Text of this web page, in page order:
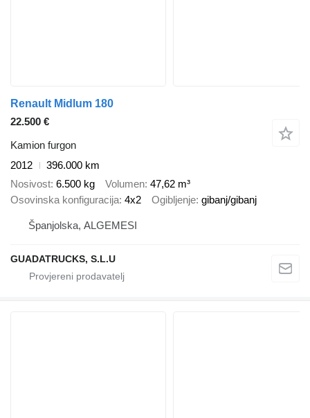
Renault Midlum 180
22.500 €
Kamion furgon
2012
396.000 km
Nosivost 6.500 kg Volumen 47,62 m³
Osovinska konfiguracija 4x2 Ogibljenje gibanj/gibanj
Španjolska, ALGEMESI
GUADATRUCKS, S.L.U